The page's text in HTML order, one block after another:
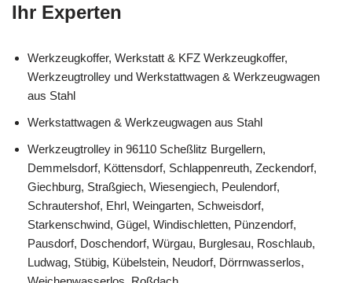
Ihr Experten
Werkzeugkoffer, Werkstatt & KFZ Werkzeugkoffer,
Werkzeugtrolley und Werkstattwagen & Werkzeugwagen
aus Stahl
Werkstattwagen & Werkzeugwagen aus Stahl
Werkzeugtrolley in 96110 Scheßlitz Burgellern,
Demmelsdorf, Köttensdorf, Schlappenreuth, Zeckendorf,
Giechburg, Straßgiech, Wiesengiech, Peulendorf,
Schrautershof, Ehrl, Weingarten, Schweisdorf,
Starkenschwind, Gügel, Windischletten, Pünzendorf,
Pausdorf, Doschendorf, Würgau, Burglesau, Roschlaub,
Ludwag, Stübig, Kübelstein, Neudorf, Dörrnwasserlos,